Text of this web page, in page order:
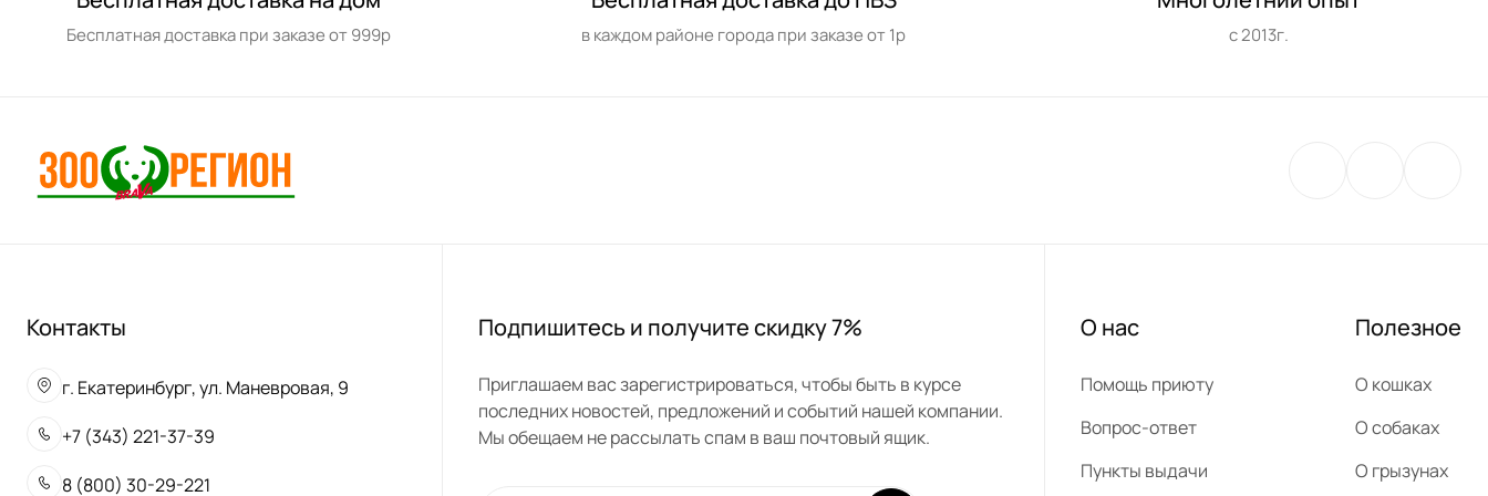
Бесплатная доставка при заказе от 999р в каждом районе города при заказе от 1р с 2013г.
Контакты
г. Екатеринбург, ул. Маневровая, 9
+7 (343) 221-37-39
8 (800) 30-29-221
Подпишитесь и получите скидку 7%
Приглашаем вас зарегистрироваться, чтобы быть в курсе
последних новостей, предложений и событий нашей компании.
Мы обещаем не рассылать спам в ваш почтовый ящик.
О нас
Помощь приюту
Вопрос-ответ
Пункты выдачи
Полезное
О кошках
О собаках
О грызунах